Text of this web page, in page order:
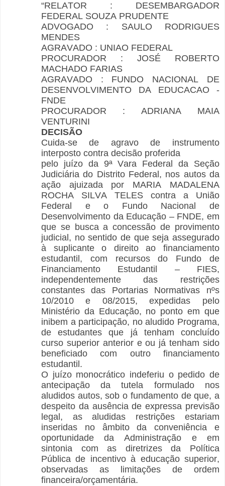
“RELATOR : DESEMBARGADOR
FEDERAL SOUZA PRUDENTE
ADVOGADO : SAULO RODRIGUES
MENDES
AGRAVADO : UNIAO FEDERAL
PROCURADOR : JOSÉ ROBERTO
MACHADO FARIAS
AGRAVADO : FUNDO NACIONAL DE
DESENVOLVIMENTO DA EDUCACAO -
FNDE
PROCURADOR : ADRIANA MAIA
VENTURINI
DECISÃO
Cuida-se de agravo de instrumento
interposto contra decisão proferida
pelo juízo da 9ª Vara Federal da Seção
Judiciária do Distrito Federal, nos autos da
ação ajuizada por MARIA MADALENA
ROCHA SILVA TELES contra a União
Federal e o Fundo Nacional de
Desenvolvimento da Educação – FNDE, em
que se busca a concessão de provimento
judicial, no sentido de que seja assegurado
à suplicante o direito ao financiamento
estudantil, com recursos do Fundo de
Financiamento Estudantil – FIES,
independentemente das restrições
constantes das Portarias Normativas nºs
10/2010 e 08/2015, expedidas pelo
Ministério da Educação, no ponto em que
inibem a participação, no aludido Programa,
de estudantes que já tenham concluído
curso superior anterior e ou já tenham sido
beneficiado com outro financiamento
estudantil.
O juízo monocrático indeferiu o pedido de
antecipação da tutela formulado nos
aludidos autos, sob o fundamento de que, a
despeito da ausência de expressa previsão
legal, as aludidas restrições estariam
inseridas no âmbito da conveniência e
oportunidade da Administração e em
sintonia com as diretrizes da Política
Pública de incentivo à educação superior,
observadas as limitações de ordem
financeira/orçamentária.